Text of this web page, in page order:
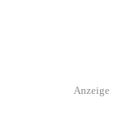
Anzeige